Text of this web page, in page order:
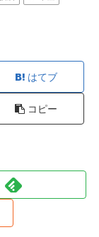
はてブ
コピー